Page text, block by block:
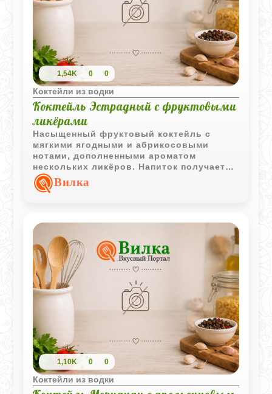
1,54K 0 0
Коктейли из водки
Коктейль Эстрадный с фруктовыми
ликёрами
Насыщенный фруктовый коктейль с
мягкими ягодными и абрикосовыми
нотами, дополненными ароматом
нескольких ликёров. Напиток получается
ярким, сладковатым и хорошо подходит
для вечерней подачи.
Вилка
1,10K 0 0
Коктейли из водки